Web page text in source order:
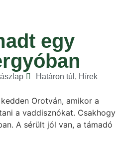
egy
Határon túl , Hírek
Orotván, amikor a
a vaddisznókat. Csakhogy
A sérült jól van, a támadó